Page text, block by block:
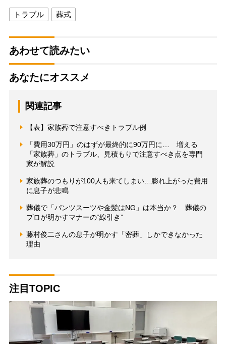
トラブル 葬式
あわせて読みたい
あなたにオススメ
関連記事
【表】家族葬で注意すべきトラブル例
「費用30万円」のはずが最終的に90万円に… 増える
「家族葬」のトラブル、見積もりで注意すべき点を専門
家が解説
家族葬のつもりが100人も来てしまい…膨れ上がった費用
に息子が悲鳴
葬儀で「パンツスーツや金髪はNG」は本当か？ 葬儀の
プロが明かすマナーの“線引き”
藤村俊二さんの息子が明かす「密葬」しかできなかった
理由
注目TOPIC